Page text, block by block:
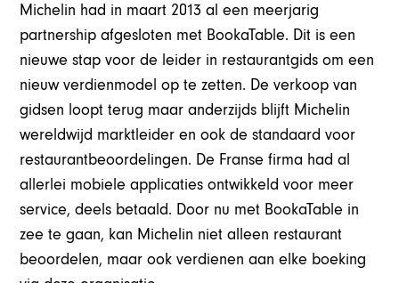
Michelin had in maart 2013 al een meerjarig
partnership afgesloten met BookaTable. Dit is een
nieuwe stap voor de leider in restaurantgids om een
nieuw verdienmodel op te zetten. De verkoop van
gidsen loopt terug maar anderzijds blijft Michelin
wereldwijd marktleider en ook de standaard voor
restaurantbeoordelingen. De Franse firma had al
allerlei mobiele applicaties ontwikkeld voor meer
service, deels betaald. Door nu met BookaTable in
zee te gaan, kan Michelin niet alleen restaurant
beoordelen, maar ook verdienen aan elke boeking